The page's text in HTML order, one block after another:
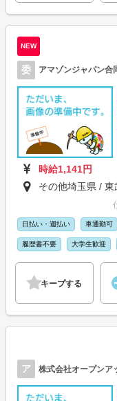
NEW
委 アマゾンジャパン
時給1,141円
その他埼玉県 /
日払い・週払い 車通勤可
履歴書不要 大学生歓迎
キープする
ア 株式会社オープンア